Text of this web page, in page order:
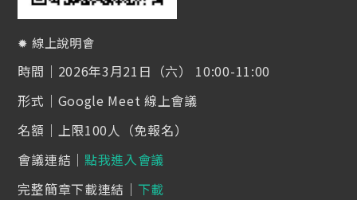
✹ 線上說明會
時間｜2026年3月21日（六） 10:00-11:00
形式｜Google Meet 線上會議
名額｜上限100人（免報名）
會議連結｜ 點我進入會議
完整簡章下載連結｜ 下載